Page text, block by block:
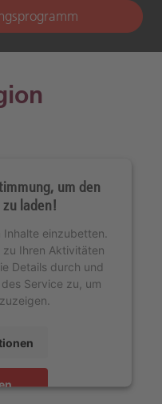
um den
laden!
einzubetten.
zu Ihren Aktivitäten
Details durch und
Service zu, um